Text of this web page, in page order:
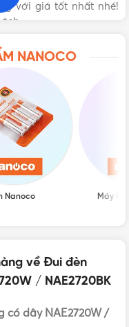
với giá tốt nhất nhé!
BỊ ĐIỆN NƯỚC
NANOCO
Nanoco Máy
về Đui đèn
/ NAE2720BK
có dây NAE2720W /